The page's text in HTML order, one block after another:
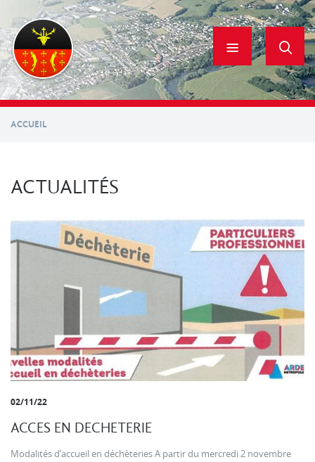
contenu
principal
ACCUEIL
ACTUALITÉS
02/11/22
ACCES EN DECHETERIE
Modalités d’accueil en déchèteries A partir du mercredi 2 novembre